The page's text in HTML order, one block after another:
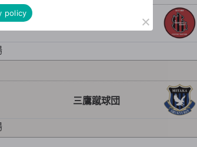
三鷹蹴球団
policy